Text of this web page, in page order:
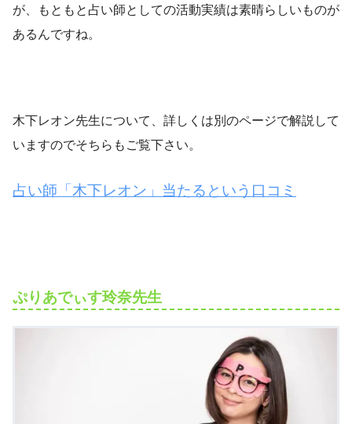
が、もともと占い師としての活動実績は素晴らしいものが
あるんですね。
木下レオン先生について、詳しくは別のページで解説して
いますのでそちらもご覧下さい。
占い師「木下レオン」当たるという口コミ
ぷりあでぃす玲奈先生